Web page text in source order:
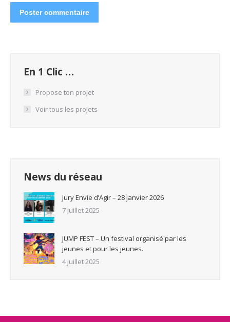
Poster commentaire
En 1 Clic …
Propose ton projet
Voir tous les projets
News du réseau
Jury Envie d’Agir – 28 janvier 2026
7 juillet 2025
JUMP FEST – Un festival organisé par les
jeunes et pour les jeunes.
4 juillet 2025